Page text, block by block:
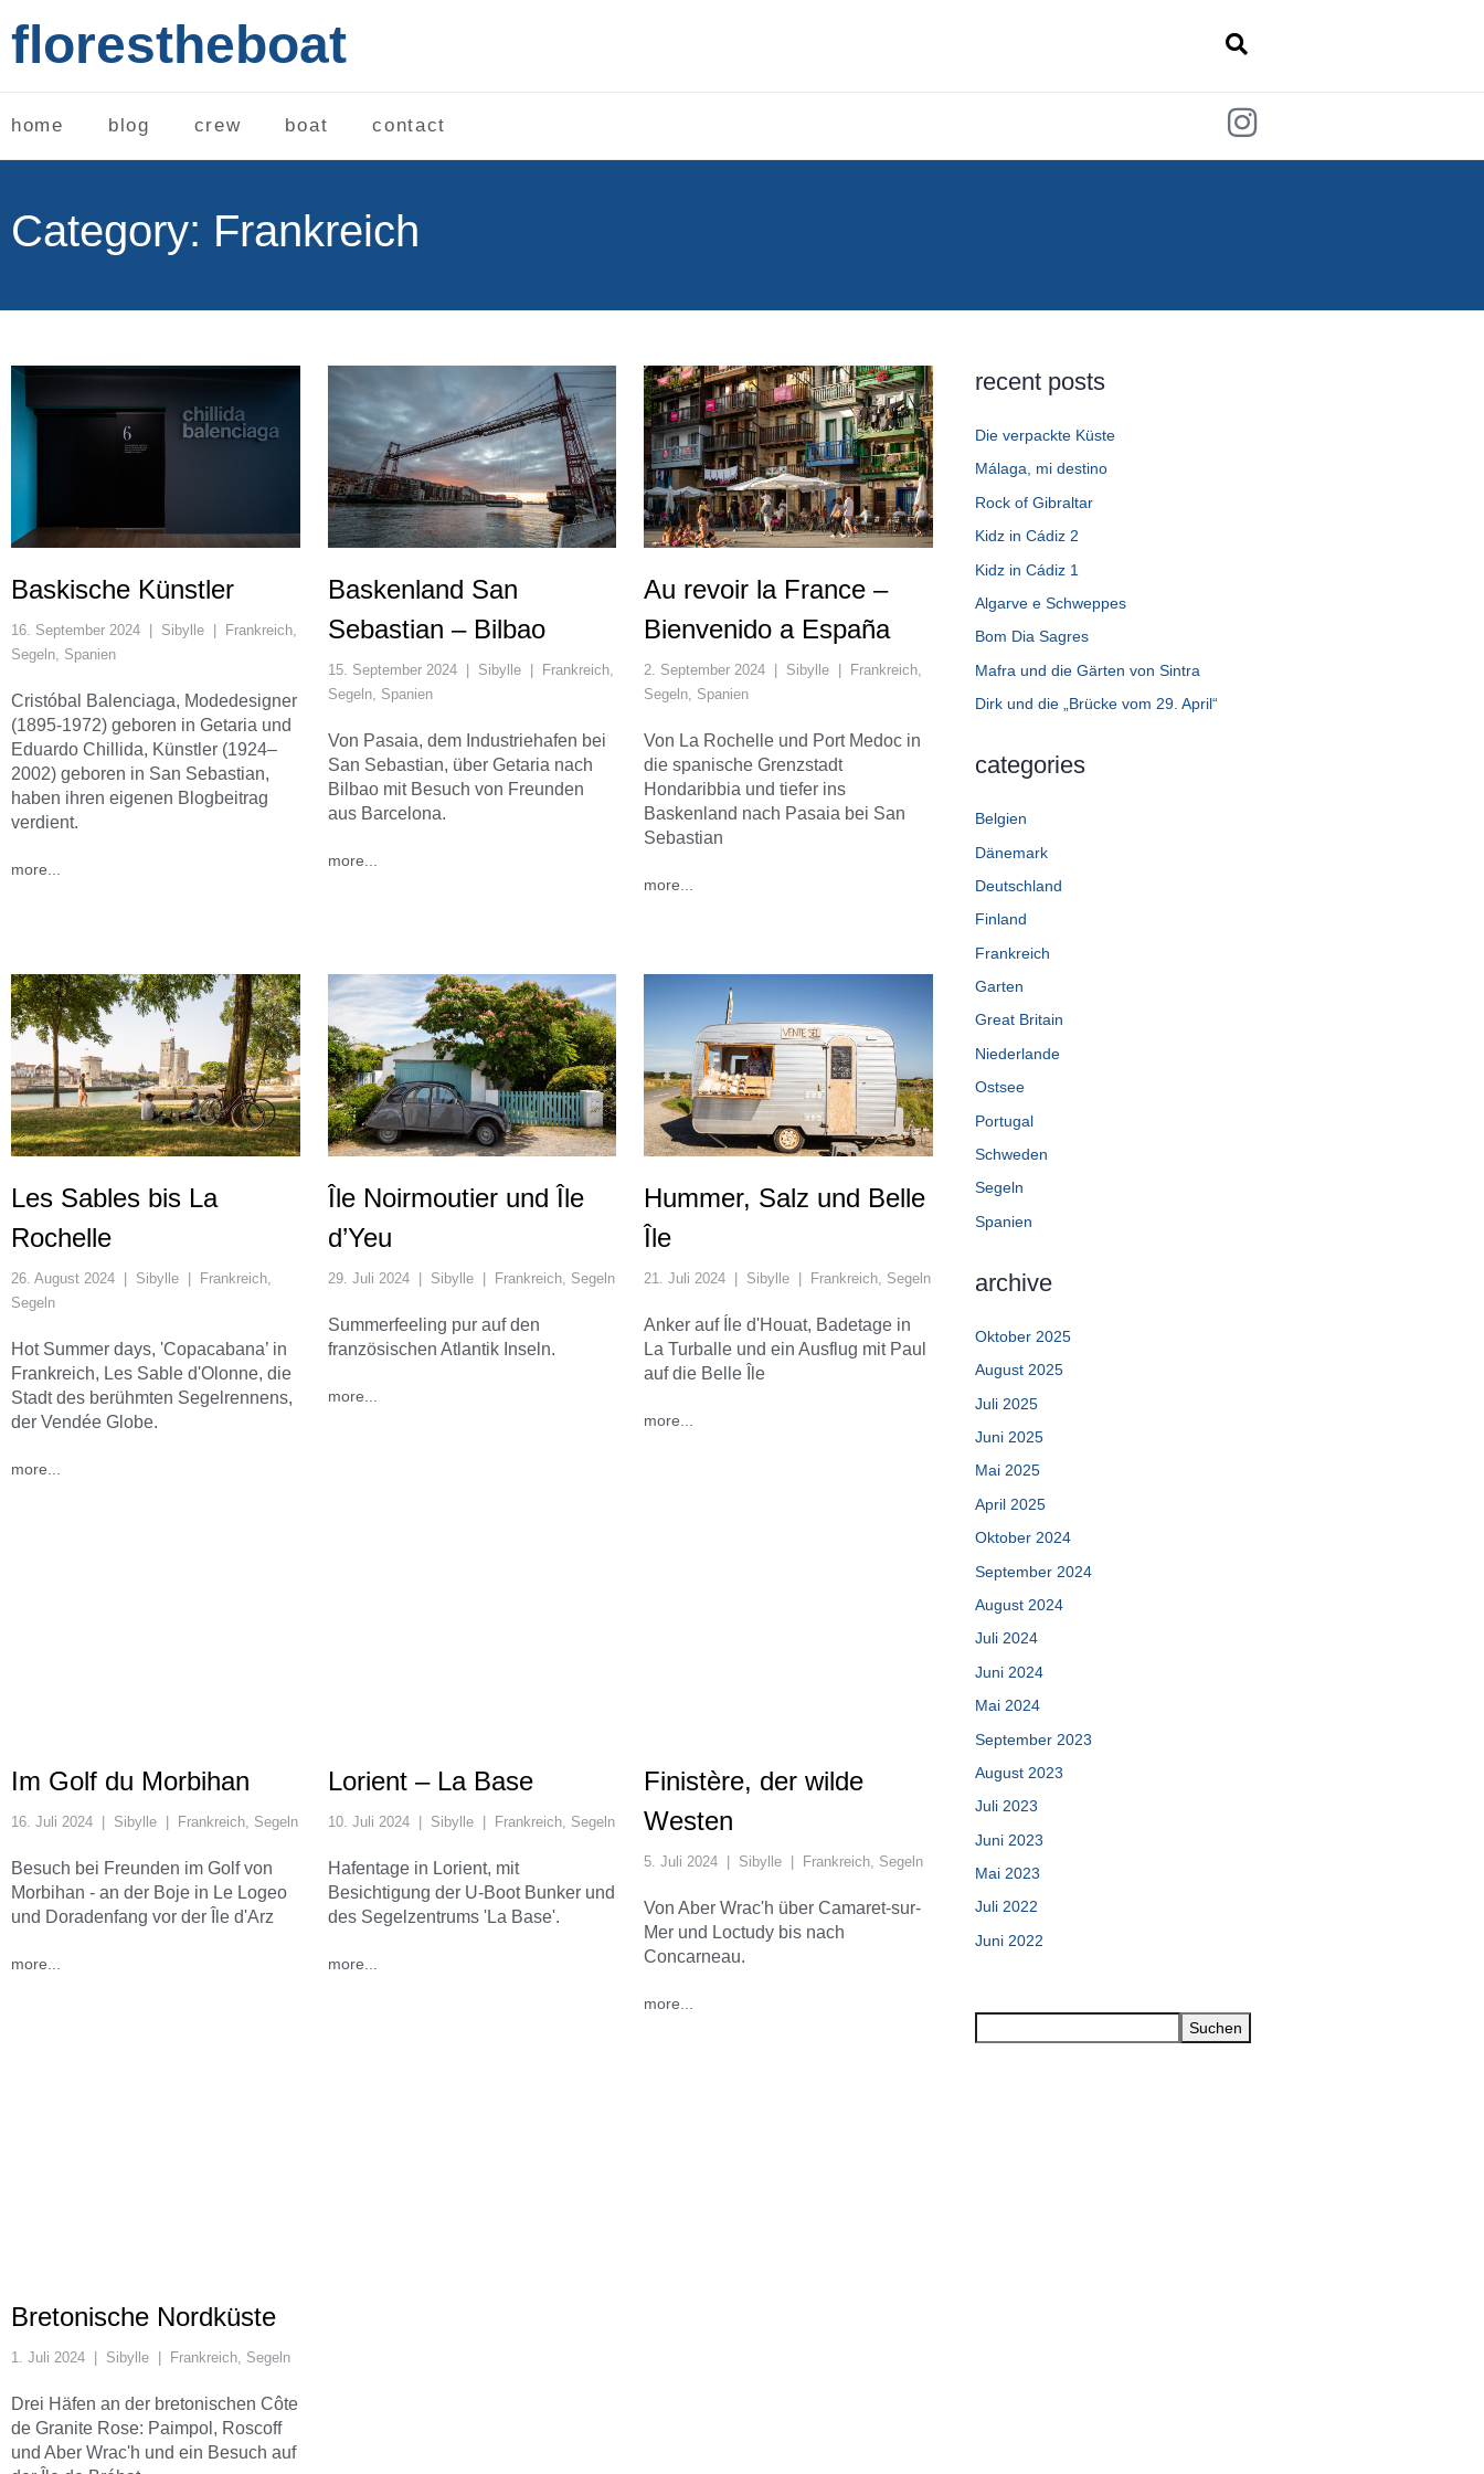
florestheboat
home blog crew boat contact
Category: Frankreich
Baskische Künstler
16. September 2024 Sibylle Frankreich
Segeln Spanien
Cristóbal Balenciaga, Modedesigner
(1895-1972) geboren in Getaria und
Eduardo Chillida, Künstler (1924–
2002) geboren in San Sebastian,
haben ihren eigenen Blogbeitrag
verdient.
more...
Baskenland San
Sebastian – Bilbao
15. September 2024 Sibylle Frankreich,
Segeln, Spanien
Von Pasaia, dem Industriehafen bei
San Sebastian, über Getaria nach
Bilbao mit Besuch von Freunden
aus Barcelona.
more...
Au revoir la France –
Bienvenido a España
2. September 2024 Sibylle Frankreich
Segeln Spanien
Von La Rochelle und Port Medoc in
die spanische Grenzstadt
Hondaribbia und tiefer ins
Baskenland nach Pasaia bei San
Sebastian
more...
Les Sables bis La
Rochelle
26. August 2024 | Sibylle | Frankreich
Segeln
Hot Summer days, 'Copacabana’ in
Frankreich, Les Sable d'Olonne, die
Stadt des berühmten Segelrennens,
der Vendée Globe.
more...
Île Noirmoutier und Île
d’Yeu
29. Juli 2024 | Sibylle | Frankreich, Segeln
Summerfeeling pur auf den
französischen Atlantik Inseln.
more...
Hummer, Salz und Belle
Île
21. Juli 2024 | Sibylle | Frankreich Segeln
Anker auf Íle d'Houat, Badetage in
La Turballe und ein Ausflug mit Paul
auf die Belle Île
more...
Im Golf du Morbihan
16. Juli 2024 Sibylle Frankreich, Segeln
Besuch bei Freunden im Golf von
Morbihan - an der Boje in Le Logeo
und Doradenfang vor der Île d'Arz
more...
Lorient – La Base
10. Juli 2024 Sibylle Frankreich, Segeln
Hafentage in Lorient, mit
Besichtigung der U-Boot Bunker und
des Segelzentrums 'La Base'.
more...
Finistère, der wilde
Westen
5. Juli 2024 Sibylle Frankreich, Segeln
Von Aber Wrac'h über Camaret-sur-
Mer und Loctudy bis nach
Concarneau.
more...
Bretonische Nordküste
1. Juli 2024 Sibylle Frankreich, Segeln
Drei Häfen an der bretonischen Côte
de Granite Rose: Paimpol, Roscoff
und Aber Wrac'h und ein Besuch auf
recent posts
Die verpackte Küste
Málaga, mi destino
Rock of Gibraltar
Kidz in Cádiz 2
Kidz in Cádiz 1
Algarve e Schweppes
Bom Dia Sagres
Mafra und die Gärten von Sintra
Dirk und die „Brücke vom 29. April“
categories
Belgien
Dänemark
Deutschland
Finland
Frankreich
Garten
Great Britain
Niederlande
Ostsee
Portugal
Schweden
Segeln
Spanien
archive
Oktober 2025
August 2025
Juli 2025
Juni 2025
Mai 2025
April 2025
Oktober 2024
September 2024
August 2024
Juli 2024
Juni 2024
Mai 2024
September 2023
August 2023
Juli 2023
Juni 2023
Mai 2023
Juli 2022
Juni 2022
Suchen